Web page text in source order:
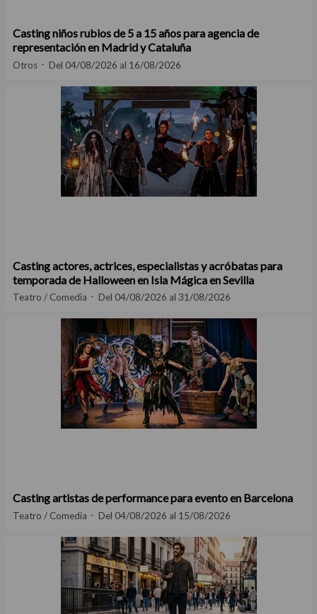
Casting niños rubios de 5 a 15 años para agencia de
representación en Madrid y Cataluña
Otros Del 04/08/2026 al 16/08/2026
Casting actores, actrices, especialistas y acróbatas para
temporada de Halloween en Isla Mágica en Sevilla
Teatro / Comedia Del 04/08/2026 al 31/08/2026
Casting artistas de performance para evento en Barcelona
Teatro / Comedia Del 04/08/2026 al 15/08/2026